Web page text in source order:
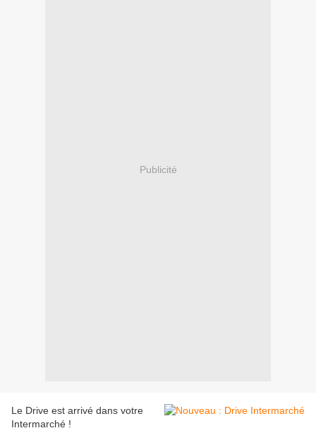
Publicité
Le Drive est arrivé dans votre
Intermarché !